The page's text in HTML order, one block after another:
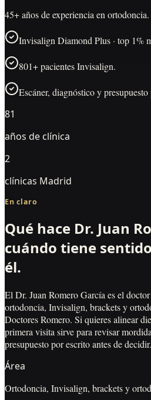
45+ años de experiencia en ortodoncia.
Invisalign Diamond Plus · top 1%
801+ pacientes Invisalign.
Escáner, diagnóstico y
81
años de clínica
2
clínicas Madrid
En claro
Qué hace Dr. Juan
cuándo tiene
él.
El Dr. Juan Romero García es el
ortodoncia, Invisalign, brackets y
Doctores Romero. Si quieres alinear
primera visita sirve para revisar
presupuesto por escrito antes de decidir.
Área
Ortodoncia, Invisalign, brackets y